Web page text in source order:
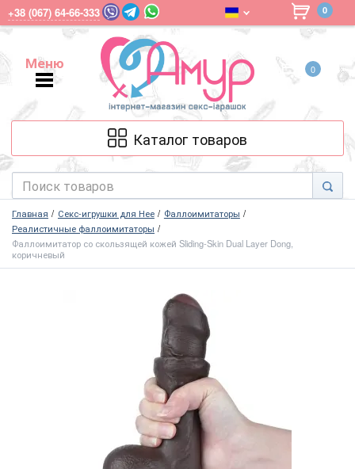
+38 (067) 64-66-333 0
Меню
Меню
0
Каталог товаров
Главная Секс-игрушки для Нее
Фаллоимитаторы
Реалистичные фаллоимитаторы
Фаллоимитатор со скользящей кожей Sliding-Skin Dual Layer Dong,
коричневый